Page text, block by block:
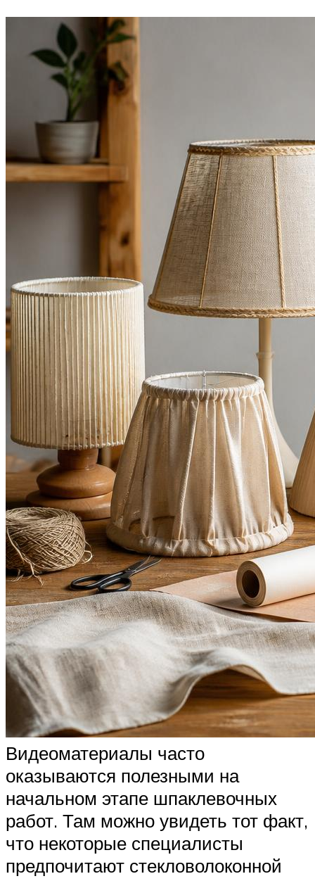
Видеоматериалы часто
оказываются полезными на
начальном этапе шпаклевочных
работ. Там можно увидеть тот факт,
что некоторые специалисты
предпочитают стекловолоконной